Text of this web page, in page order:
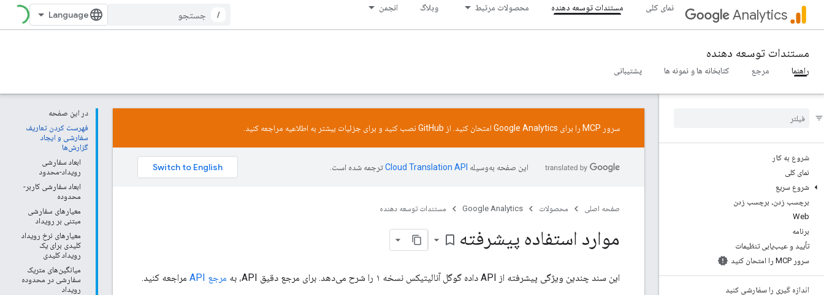
Analytics نمای کلی مستندات توسعه دهنده محصولات مرتبط وبلاگ انجمن
/
مستندات توسعه دهنده
راهنما مرجع کتابخانه ها و نمونه ها پشتیبانی
شروع به کار
نمای کلی
شروع سریع
برچسب زدن، برچسب زدن
Web
برنامه
تأیید و عیب‌یابی تنظیمات
سرور MCP را امتحان کنید
اندازه گیری را سفارشی کنید
در این صفحه
فهرست کردن تعاریف
سفارشی و ایجاد
گزارش‌ها
ابعاد سفارشی
رویداد-محدود
ابعاد سفارشی کاربر-
محدوده
معیارهای سفارشی
مبتنی بر رویداد
معیارهای نرخ رویداد
کلیدی برای یک
رویداد کلیدی
میانگین‌های متریک
سفارشی در محدوده
رویداد
سرور MCP را برای Google Analytics امتحان کنید. از GitHub نصب کنید و برای جزئیات بیشتر به اطلاعیه مراجعه کنید.
این صفحه به‌وسیله ترجمه شده است.
صفحه اصلی محصولات Google Analytics مستندات توسعه دهنده
موارد استفاده پیشرفته bookmark_border
این سند چندین ویژگی پیشرفته از API داده گوگل آنالیتیکس نسخه ۱ را شرح می‌دهد. برای مرجع دقیق API، به مرجع API مراجعه کنید.